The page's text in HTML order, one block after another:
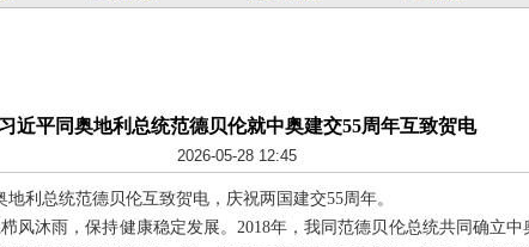
习近平同奥地利总统范德贝伦就中奥建交55周年互致贺电
2026-05-28 12:45
利总统范德贝伦互致贺电，庆祝两国建交55周年。
风沐雨，保持健康稳定发展。2018年，我同范德贝伦总统共同确立